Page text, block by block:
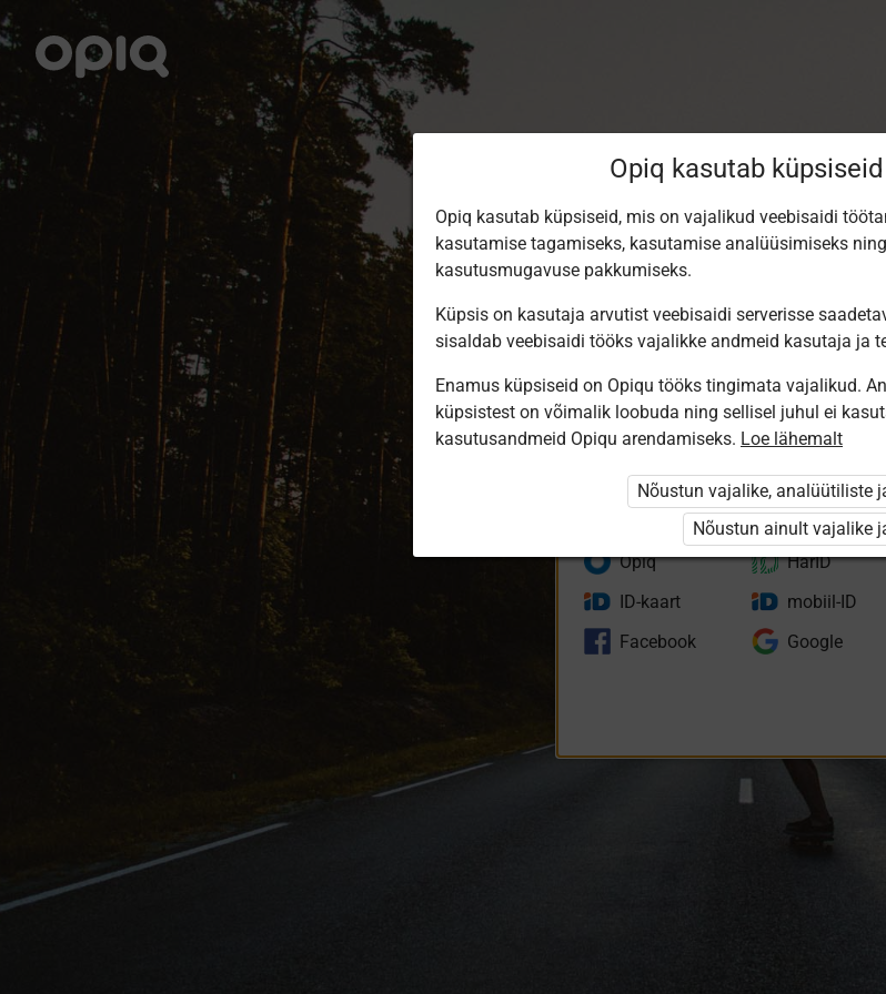
Sisene Opiqusse
Stuudium
Opiq
HarID
ID-kaart
mobiil-ID
Facebook
Google
Opiq kasutab küpsiseid
Opiq kasutab küpsiseid, mis on vajalikud veebisaidi
kasutamise tagamiseks, kasutamise analüüsimiseks
kasutusmugavuse pakkumiseks.
Küpsis on kasutaja arvutist veebisaidi serverisse
sisaldab veebisaidi tööks vajalikke andmeid kasutaja ja
Enamus küpsiseid on Opiqu tööks tingimata vajalikud.
küpsistest on võimalik loobuda ning sellisel juhul ei
kasutusandmeid Opiqu arendamiseks. Loe lähemalt
Nõustun vajalike, analüütiliste
Nõustun ainult vajalike